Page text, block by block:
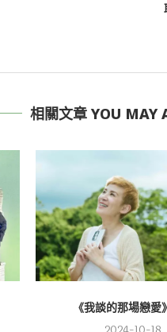
相關文章 YOU MAY
《我談的那場戀愛